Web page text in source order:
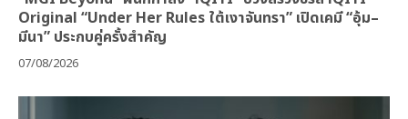
Original “Under Her Rules ใต้เงาจันทรา” เปิดเคมี “อุ้ม–
มีนา” ประกบคู่ครั้งสำคัญ
07/08/2026